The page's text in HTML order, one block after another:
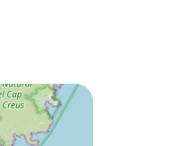
Wil je ontdekken :